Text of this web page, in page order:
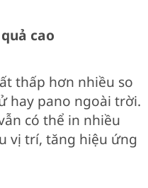
cao
thấp hơn nhiều so
hay pano ngoài trời.
có thể in nhiều
vị trí, tăng hiệu ứng